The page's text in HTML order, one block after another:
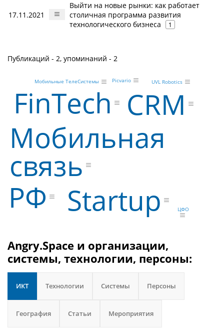
17.11.2021
Выйти на новые рынки: как работает
столичная программа развития
технологического бизнеса
1
Публикаций - 2, упоминаний - 2
Мобильная
связь
CRM
FinTech
РФ Startup
UVL Robotics
Picvario
Мобильные ТелеСистемы
ЦФО
Angry.Space и организации,
системы, технологии, персоны:
ИКТ Технологии Системы Персоны
География Статьи Мероприятия